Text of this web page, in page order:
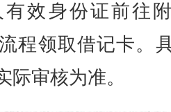
效身份证前往
程领取借记卡。
际审核为准。